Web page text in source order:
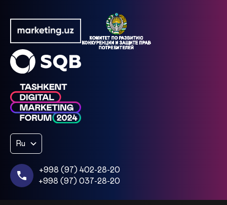
Ru
+998 (97) 402-28-20
+998 (97) 037-28-20